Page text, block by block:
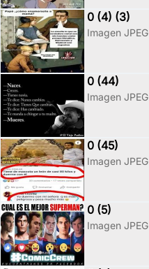
0 (4) (3)
Imagen JPEG
0 (44)
Imagen JPEG
0 (45)
Imagen JPEG
0 (5)
Imagen JPEG